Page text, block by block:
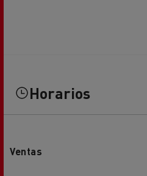
Horarios
Ventas